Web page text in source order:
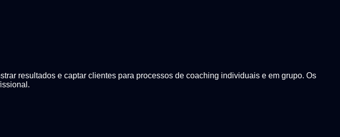
resultados e captar clientes para processos de coaching individuais e em grupo. Os